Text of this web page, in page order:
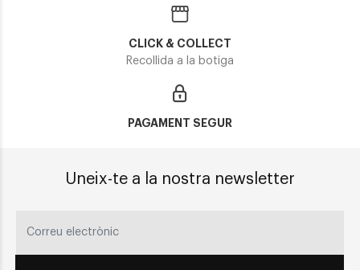
CLICK & COLLECT
Recollida a la botiga
PAGAMENT SEGUR
Uneix-te a la nostra newsletter